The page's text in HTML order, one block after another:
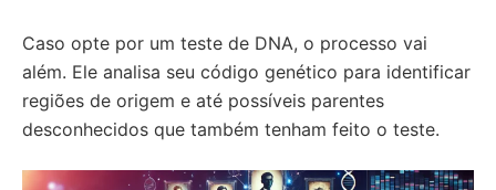
Caso opte por um teste de DNA, o processo vai
além. Ele analisa seu código genético para identificar
regiões de origem e até possíveis parentes
desconhecidos que também tenham feito o teste.